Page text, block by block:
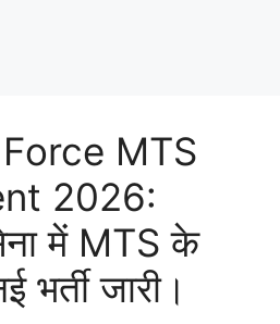
MTS
2026:
में MTS के
भर्ती जारी।